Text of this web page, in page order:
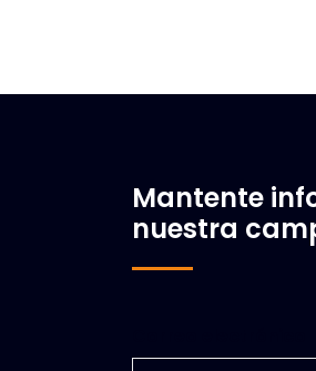
Mantente
nuestra